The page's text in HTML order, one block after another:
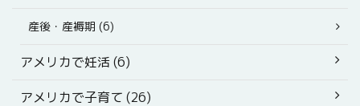
産後・産褥期 (6)
アメリカで妊活 (6)
アメリカで子育て (26)